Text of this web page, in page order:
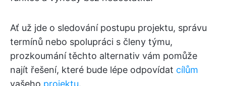
Ať už jde o sledování postupu projektu, správu
termínů nebo spolupráci s členy týmu,
prozkoumání těchto alternativ vám pomůže
najít řešení, které bude lépe odpovídat cílům
vašeho projektu.